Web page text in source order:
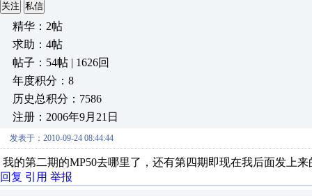
关注 私信
精华：2帖
求助：4帖
帖子：54帖 | 1626回
年度积分：8
历史总积分：7586
注册：2006年9月21日
发表于：2010-09-24 08:44:44
我的第二期的MP50去哪里了，还有第四期即现在我后面发上
回复 引用 举报